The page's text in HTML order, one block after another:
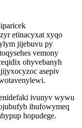
etinacyxat xyqo
jijebuvu py
vemony
ohyvebanyh
asepiv
ivunyv wywu
ihufowymeq
hopudege.